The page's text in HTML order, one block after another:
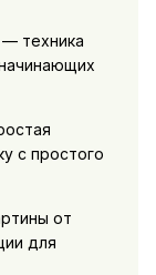
техника
с простого
от
для